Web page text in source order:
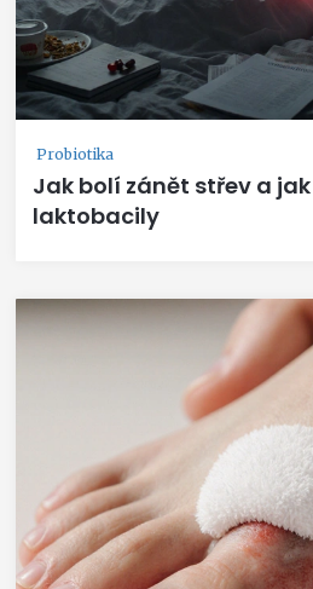
Probiotika
Jak bolí zánět střev a
laktobacily